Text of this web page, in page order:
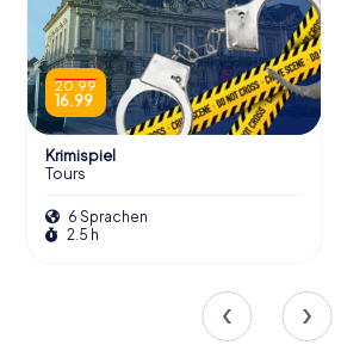
20.99
16.99
Krimispiel
Tours
6 Sprachen
2.5 h